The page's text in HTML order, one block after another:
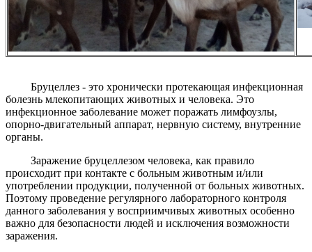
Бруцеллез - это хронически протекающая инфекционная
болезнь млекопитающих животных и человека. Это
инфекционное заболевание может поражать лимфоузлы,
опорно-двигательный аппарат, нервную систему, внутренние
органы.
Заражение бруцеллезом человека, как правило
происходит при контакте с больным животным и/или
употреблении продукции, полученной от больных животных.
Поэтому проведение регулярного лабораторного контроля
данного заболевания у восприимчивых животных особенно
важно для безопасности людей и исключения возможности
заражения.